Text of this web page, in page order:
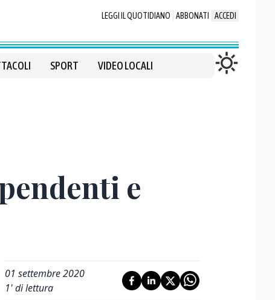
LEGGI IL QUOTIDIANO ABBONATI ACCEDI
SPORT VIDEO LOCALI
e
01 settembre 2020
1' di lettura